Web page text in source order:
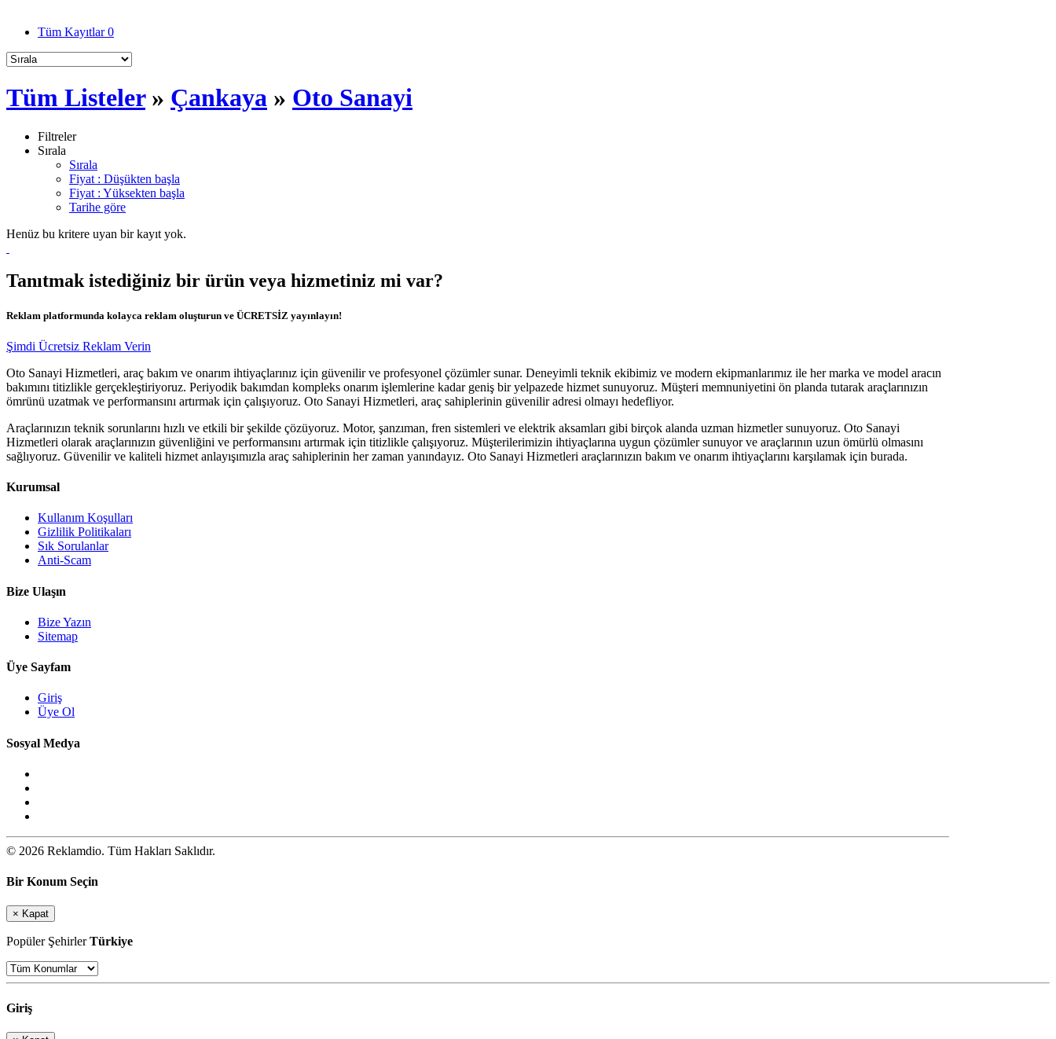
Tüm Kayıtlar0
Tüm Listeler» Çankaya » Oto Sanayi
Filtreler
Sırala
Sırala
Fiyat : Düşükten başla
Fiyat : Yüksekten başla
Tarihe göre
Henüz bu kritere uyan bir kayıt yok.
Tanıtmak istediğiniz bir ürün veya hizmetiniz mi var?
Reklam platformunda kolayca reklam oluşturun ve ÜCRETSİZ yayınlayın!
Şimdi Ücretsiz Reklam Verin
Oto Sanayi Hizmetleri, araç bakım ve onarım ihtiyaçlarınız için güvenilir ve profesyonel çözümler sunar. Deneyimli teknik ekibimiz ve modern ekipmanlarımız ile her marka ve model aracın
bakımını titizlikle gerçekleştiriyoruz. Periyodik bakımdan kompleks onarım işlemlerine kadar geniş bir yelpazede hizmet sunuyoruz. Müşteri memnuniyetini ön planda tutarak araçlarınızın
ömrünü uzatmak ve performansını artırmak için çalışıyoruz. Oto Sanayi Hizmetleri, araç sahiplerinin güvenilir adresi olmayı hedefliyor.
Araçlarınızın teknik sorunlarını hızlı ve etkili bir şekilde çözüyoruz. Motor, şanzıman, fren sistemleri ve elektrik aksamları gibi birçok alanda uzman hizmetler sunuyoruz. Oto Sanayi
Hizmetleri olarak araçlarınızın güvenliğini ve performansını artırmak için titizlikle çalışıyoruz. Müşterilerimizin ihtiyaçlarına uygun çözümler sunuyor ve araçlarının uzun ömürlü olmasını
sağlıyoruz. Güvenilir ve kaliteli hizmet anlayışımızla araç sahiplerinin her zaman yanındayız. Oto Sanayi Hizmetleri araçlarınızın bakım ve onarım ihtiyaçlarını karşılamak için burada.
Kurumsal
Kullanım Koşulları
Gizlilik Politikaları
Sık Sorulanlar
Anti-Scam
Bize Ulaşın
Bize Yazın
Sitemap
Üye Sayfam
Giriş
Üye Ol
Sosyal Medya
© 2026 Reklamdio. Tüm Hakları Saklıdır.
Bir Konum Seçin
× Kapat
Popüler ŞehirlerTürkiye
Giriş